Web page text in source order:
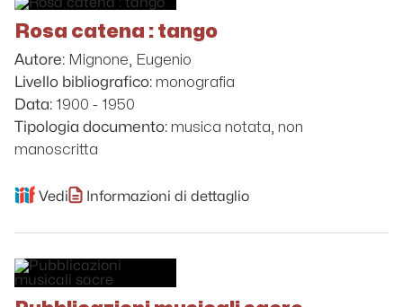
Rosa catena : tango
Autore: Mignone, Eugenio
Livello bibliografico: monografia
Data: 1900 - 1950
Tipologia documento: musica notata, non
manoscritta
Vedi Informazioni di dettaglio